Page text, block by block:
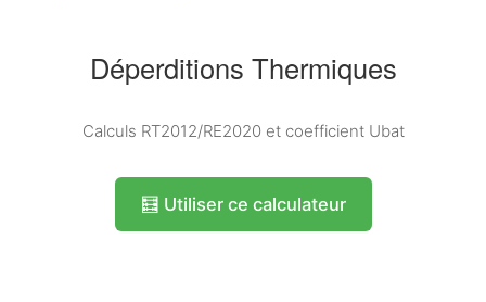
Déperditions Thermiques
Calculs RT2012/RE2020 et coefficient Ubat
🧮 Utiliser ce calculateur